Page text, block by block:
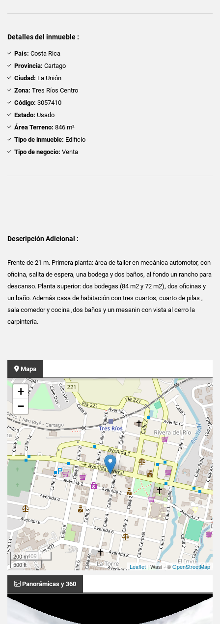
Detalles del inmueble :
País: Costa Rica
Provincia: Cartago
Ciudad: La Unión
Zona: Tres Ríos Centro
Código: 3057410
Estado: Usado
Área Terreno: 846 m²
Tipo de inmueble: Edificio
Tipo de negocio: Venta
Descripción Adicional :
Frente de 21 m. Primera planta: área de taller en mecánica automotor, con
oficina, salita de espera, una bodega y dos baños, al fondo un rancho para
descanso. Planta superior: dos bodegas (84 m2 y 72 m2), dos oficinas y
un baño. Además casa de habitación con tres cuartos, cuarto de pilas ,
sala comedor y cocina ,dos baños y un mesanin con vista al cerro la
carpintería.
Mapa
+
−
200 m
500 ft
Leaflet | Wasi - ©OpenStreetMap
Panorámicas y 360